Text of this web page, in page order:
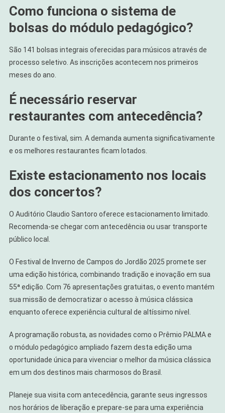
Como funciona o sistema de
bolsas do módulo pedagógico?
São 141 bolsas integrais oferecidas para músicos através de
processo seletivo. As inscrições acontecem nos primeiros
meses do ano.
É necessário reservar
restaurantes com antecedência?
Durante o festival, sim. A demanda aumenta significativamente
e os melhores restaurantes ficam lotados.
Existe estacionamento nos locais
dos concertos?
O Auditório Claudio Santoro oferece estacionamento limitado.
Recomenda-se chegar com antecedência ou usar transporte
público local.
O Festival de Inverno de Campos do Jordão 2025 promete ser
uma edição histórica, combinando tradição e inovação em sua
55ª edição. Com 76 apresentações gratuitas, o evento mantém
sua missão de democratizar o acesso à música clássica
enquanto oferece experiência cultural de altíssimo nível.
A programação robusta, as novidades como o Prêmio PALMA e
o módulo pedagógico ampliado fazem desta edição uma
oportunidade única para vivenciar o melhor da música clássica
em um dos destinos mais charmosos do Brasil.
Planeje sua visita com antecedência, garante seus ingressos
nos horários de liberação e prepare-se para uma experiência